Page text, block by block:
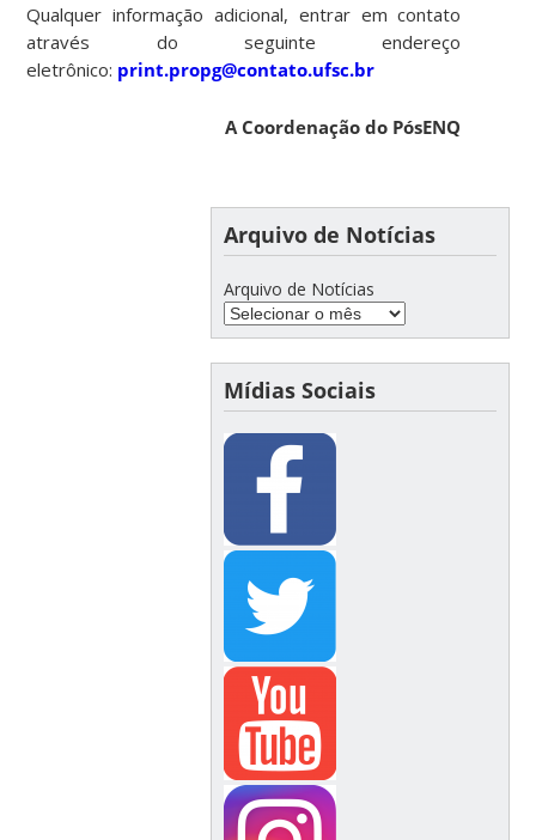
Qualquer informação adicional, entrar em contato
através do seguinte endereço
eletrônico: print.propg@contato.ufsc.br
A Coordenação do PósENQ
Arquivo de Notícias
Arquivo de Notícias
Mídias Sociais